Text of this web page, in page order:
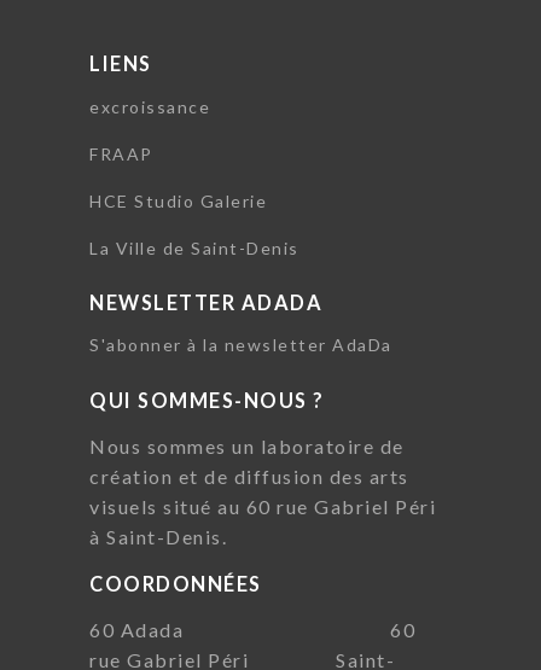
LIENS
excroissance
FRAAP
HCE Studio Galerie
La Ville de Saint-Denis
NEWSLETTER ADADA
S'abonner à la newsletter AdaDa
QUI SOMMES-NOUS ?
Nous sommes un laboratoire de
création et de diffusion des arts
visuels situé au 60 rue Gabriel Péri
à Saint-Denis.
COORDONNÉES
60 Adada 60
rue Gabriel Péri Saint-